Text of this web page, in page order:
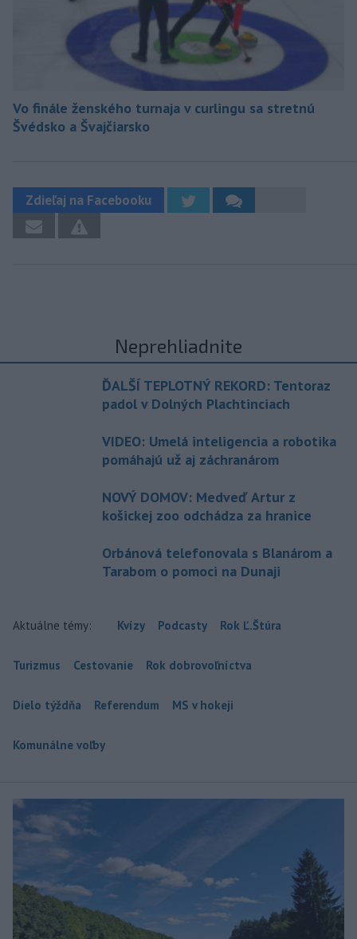
Vo finále ženského turnaja v curlingu sa stretnú
Švédsko a Švajčiarsko
Zdieľaj na Facebooku
Neprehliadnite
ĎALŠÍ TEPLOTNÝ REKORD: Tentoraz
padol v Dolných Plachtinciach
VIDEO: Umelá inteligencia a robotika
pomáhajú už aj záchranárom
NOVÝ DOMOV: Medveď Artur z
košickej zoo odchádza za hranice
Orbánová telefonovala s Blanárom a
Tarabom o pomoci na Dunaji
Aktuálne témy: Kvízy Podcasty Rok Ľ.Štúra
Turizmus Cestovanie Rok dobrovoľníctva
Dielo týždňa Referendum MS v hokeji
Komunálne voľby